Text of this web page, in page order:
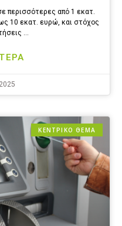
περισσότερες από 1 εκατ.
10 εκατ. ευρώ, και στόχος
…
ΚΕΝΤΡΙΚΟ ΘΕΜΑ